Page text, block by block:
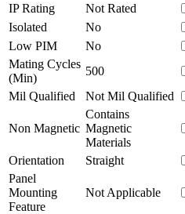
IP Rating
Not Rated
Isolated
No
Low PIM
No
Mating Cycles
(Min)
500
Mil Qualified
Not Mil Qualified
Non Magnetic
Contains
Magnetic
Materials
Orientation
Straight
Panel
Mounting
Feature
Not Applicable